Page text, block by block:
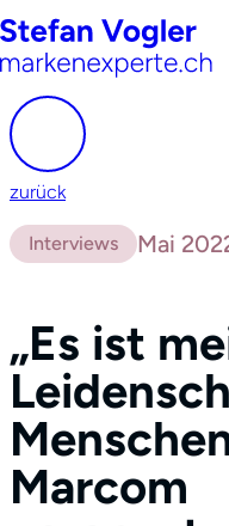
zurück
Interviews Mai
„Es ist
Marcom